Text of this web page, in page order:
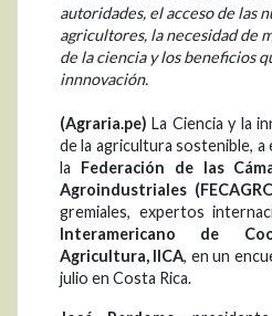
autoridades, el acceso de las
agricultores, la necesidad de
de la ciencia y los beneficios
innnovación.
(Agraria.pe) La Ciencia y la
de la agricultura sostenible,
la Federación de las
Agroindustriales (
gremiales, expertos
Interamericano de
Agricultura, IICA, en un
julio en Costa Rica.